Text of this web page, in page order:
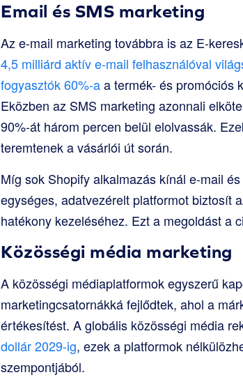
Email és SMS marketing
Az e-mail marketing továbbra is az E-
4,5 milliárd aktív e-mail felhasználóval
fogyasztók 60%-aa termék- és promóciós
Eközben az SMS marketing azonnali
90%-át három percen belül elolvassák.
teremtenek a vásárlói út során.
Míg sok Shopify alkalmazás kínál e-mail
egységes, adatvezérelt platformot biztosít
hatékony kezeléséhez. Ezt a megoldást a
Közösségi média marketing
A közösségi médiaplatformok egyszerű
marketingcsatornákká fejlődtek, ahol a
értékesítést. A globális közösségi média
dollár 2029-ig, ezek a platformok
szempontjából.